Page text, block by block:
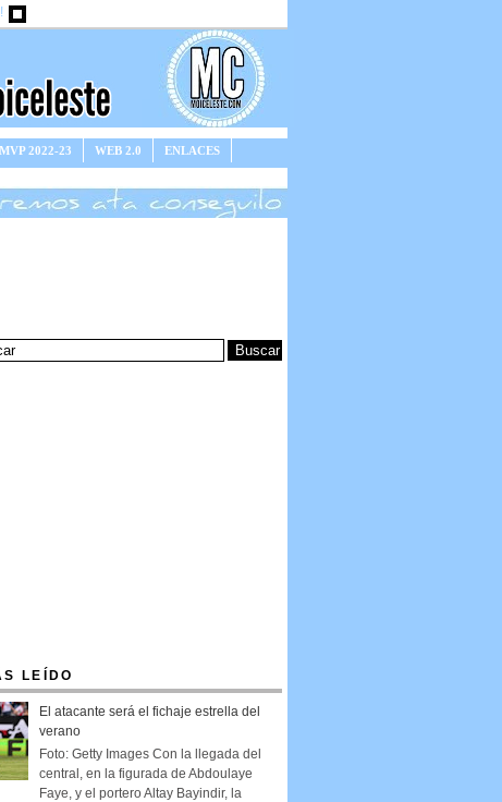
MVP 2022-23 WEB 2.0
ENLACES
LEÍDO
El atacante será el fichaje estrella del
verano
Foto: Getty Images Con la llegada del
central, en la figurada de Abdoulaye
Faye, y el portero Altay Bayindir, la